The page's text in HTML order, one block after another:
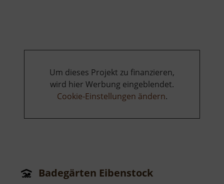
Um dieses Projekt zu finanzieren,
wird hier Werbung eingeblendet.
Cookie-Einstellungen ändern.
Badegärten Eibenstock